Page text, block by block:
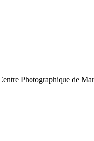
Photographique de